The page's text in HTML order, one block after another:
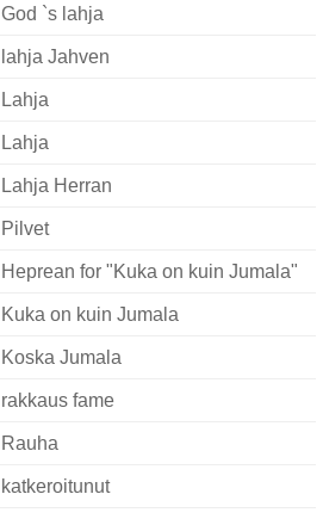
God `s lahja
lahja Jahven
Lahja
Lahja
Lahja Herran
Pilvet
Heprean for "Kuka on kuin Jumala"
Kuka on kuin Jumala
Koska Jumala
rakkaus fame
Rauha
katkeroitunut